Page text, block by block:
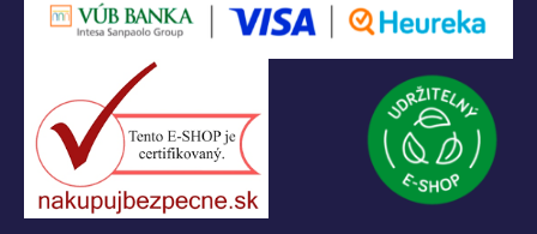
Slovenská Republika
IČ DPH: SK2023978330
Logo LEGO, minifigures, DUPLO, LEGENDS OF CHIMA, NINJAGO, BIONICLE,
MINDSTORMS a MIXELS sú ochranné známky LEGO Group. ©2026 The
LEGO Group. Všetky práva vyhradené